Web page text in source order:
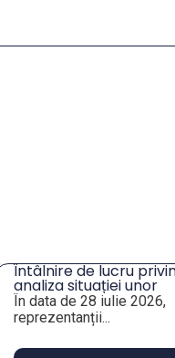
Întâlnire de lucru privind
analiza situației unor
imobile de interes pentru
administrația publică
locală
În data de 28 iulie 2026,
reprezentanții...